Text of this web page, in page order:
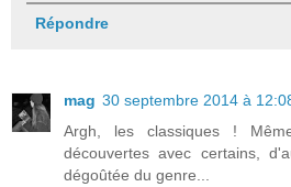
Répondre
mag 30 septembre 2014 à
Argh, les classiques !
découvertes avec certains,
dégoûtée du genre...